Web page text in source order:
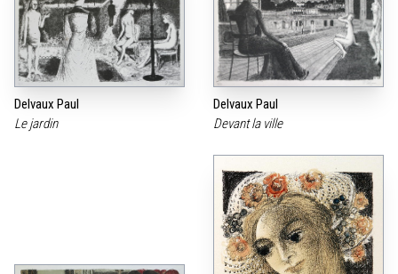
Delvaux Paul
Le jardin
Delvaux Paul
Devant la ville